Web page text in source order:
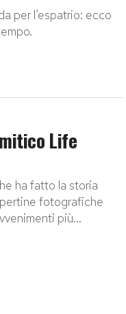
per l’espatrio: ecco
Life
ha fatto la storia
fotografiche
più...